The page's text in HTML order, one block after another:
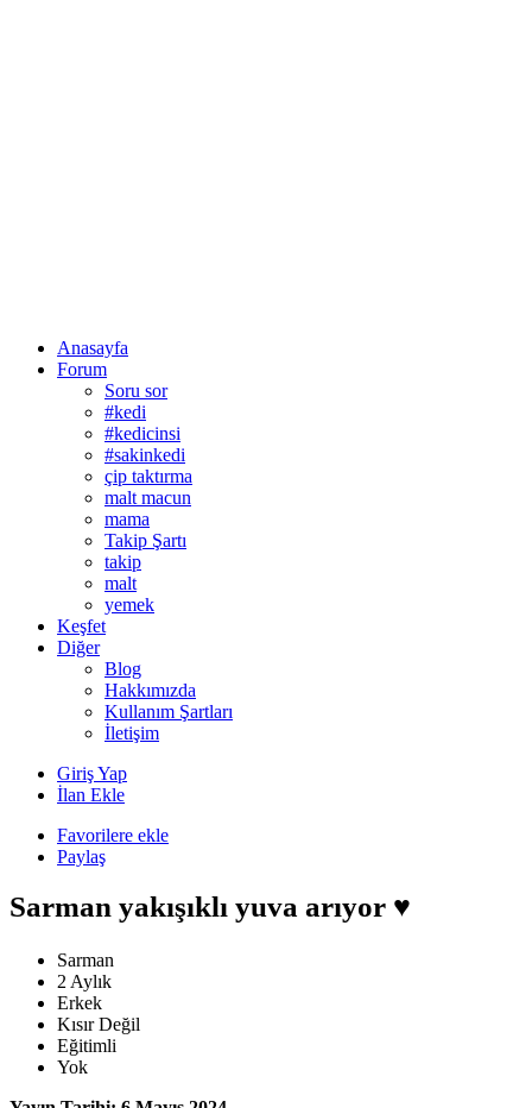
Anasayfa
Forum
Soru sor
#kedi
#kedicinsi
#sakinkedi
çip taktırma
malt macun
mama
Takip Şartı
takip
malt
yemek
Keşfet
Diğer
Blog
Hakkımızda
Kullanım Şartları
İletişim
Giriş Yap
İlan Ekle
Favorilere ekle
Paylaş
Sarman yakışıklı yuva arıyor ♥️
Sarman
2 Aylık
Erkek
Kısır Değil
Eğitimli
Yok